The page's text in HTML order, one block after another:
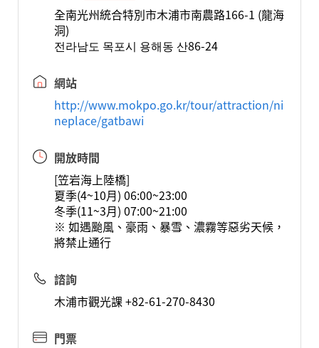
全南光州統合特別市木浦市南農路166-1 (龍海
洞)
전라남도 목포시 용해동 산86-24
網站
http://www.mokpo.go.kr/tour/attraction/ni
neplace/gatbawi
開放時間
[笠岩海上陸橋]
夏季(4~10月) 06:00~23:00
冬季(11~3月) 07:00~21:00
※ 如遇颱風、豪雨、暴雪、濃霧等惡劣天候，
將禁止通行
諮詢
木浦市觀光課 +82-61-270-8430
門票